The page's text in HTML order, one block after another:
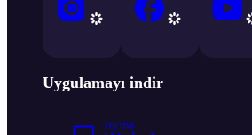
Uygulamayı indir